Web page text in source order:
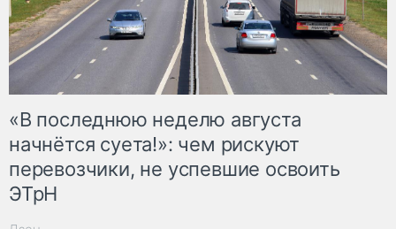
«В последнюю неделю августа
начнётся суета!»: чем рискуют
перевозчики, не успевшие освоить
ЭТрН